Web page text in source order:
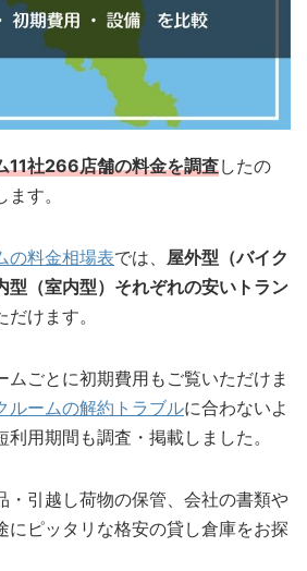
11社266店舗の料金を調査したの
す。
の料金相場表では、 屋外型（バイク
型（室内型）それぞれの安いトラン
けます。
ムごとに初期費用もご覧いただけま
ルームの解約トラブルに合わないよ
用期間も調査・掲載しました。
・引越し荷物の保管、会社の書類や
にピッタリな格安の貸し倉庫をお探